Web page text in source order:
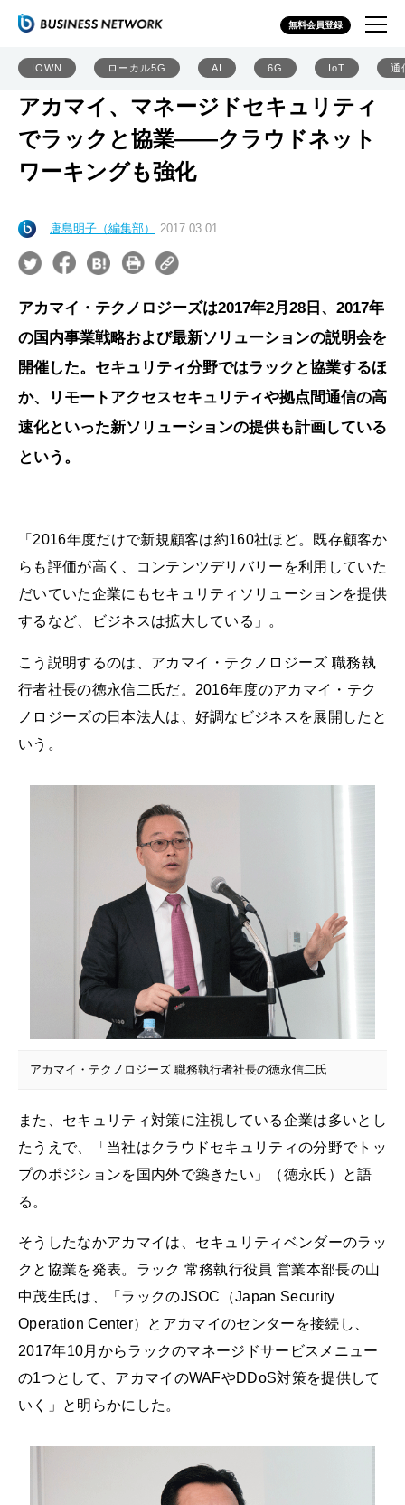
無料会員登録
IOWN ローカル5G AI 6G IoT 通
アカマイ、マネージドセキュリティ
でラックと協業――クラウドネット
ワーキングも強化
唐島明子（編集部） 2017.03.01
アカマイ・テクノロジーズは2017年2月28日、2017年
の国内事業戦略および最新ソリューションの説明会を
開催した。セキュリティ分野ではラックと協業するほ
か、リモートアクセスセキュリティや拠点間通信の高
速化といった新ソリューションの提供も計画している
という。
「2016年度だけで新規顧客は約160社ほど。既存顧客か
らも評価が高く、コンテンツデリバリーを利用していた
だいていた企業にもセキュリティソリューションを提供
するなど、ビジネスは拡大している」。
こう説明するのは、アカマイ・テクノロジーズ 職務執
行者社長の徳永信二氏だ。2016年度のアカマイ・テク
ノロジーズの日本法人は、好調なビジネスを展開したと
いう。
アカマイ・テクノロジーズ 職務執行者社長の徳永信二氏
また、セキュリティ対策に注視している企業は多いとし
たうえで、「当社はクラウドセキュリティの分野でトッ
プのポジションを国内外で築きたい」（徳永氏）と語
る。
そうしたなかアカマイは、セキュリティベンダーのラッ
クと協業を発表。ラック 常務執行役員 営業本部長の山
中茂生氏は、「ラックのJSOC（Japan Security
Operation Center）とアカマイのセンターを接続し、
2017年10月からラックのマネージドサービスメニュー
の1つとして、アカマイのWAFやDDoS対策を提供して
いく」と明らかにした。